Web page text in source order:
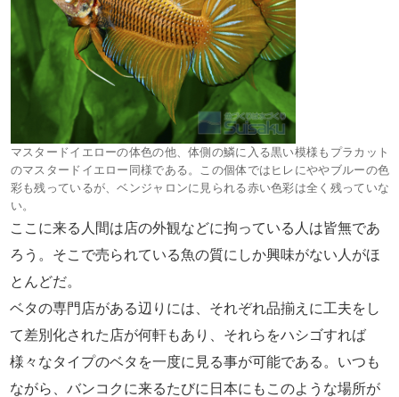
マスタードイエローの体色の他、体側の鱗に入る黒い模様もプラカット
のマスタードイエロー同様である。この個体ではヒレにややブルーの色
彩も残っているが、ベンジャロンに見られる赤い色彩は全く残っていな
い。
ここに来る人間は店の外観などに拘っている人は皆無であ
ろう。そこで売られている魚の質にしか興味がない人がほ
とんどだ。
ベタの専門店がある辺りには、それぞれ品揃えに工夫をし
て差別化された店が何軒もあり、それらをハシゴすれば
様々なタイプのベタを一度に見る事が可能である。いつも
ながら、バンコクに来るたびに日本にもこのような場所が